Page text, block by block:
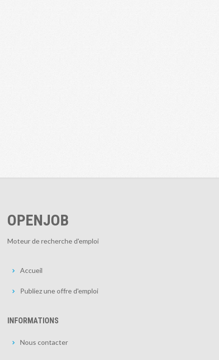
OPENJOB
Moteur de recherche d'emploi
Accueil
Publiez une offre d'emploi
INFORMATIONS
Nous contacter